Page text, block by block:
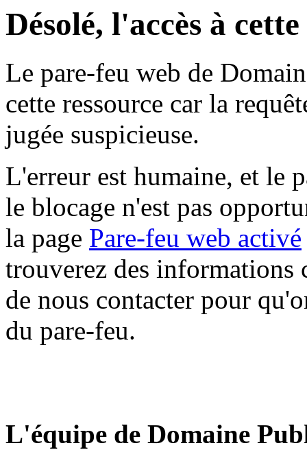
Désolé, l'accès à
Le pare-feu web de
cette ressource car la
jugée suspicieuse.
L'erreur est humaine, et le
le blocage n'est pas
la page Pare-feu web activé
trouverez des informations
de nous contacter pour
du pare-feu.
L'équipe de Domaine